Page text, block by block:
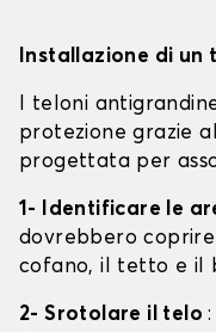
Installazione di un
I teloni
protezione grazie
progettata per
1- Identificare le
dovrebbero
cofano, il tetto e il
2- Srotolare il telo